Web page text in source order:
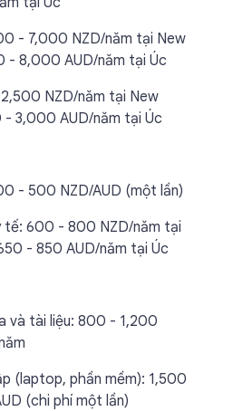
- 7,000 NZD/năm tại New
- 8,000 AUD/năm tại Úc
NZD/năm tại New
- 3,000 AUD/năm tại Úc
- 500 NZD/AUD (một lần)
tế: 600 - 800 NZD/năm tại
- 850 AUD/năm tại Úc
và tài liệu: 800 - 1,200
(laptop, phần mềm): 1,500
(chi phí một lần)